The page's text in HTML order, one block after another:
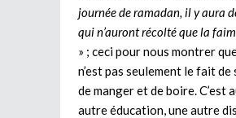
journée de ramadan, il y aura
qui n’auront récolté que la
» ; ceci pour nous montrer
n’est pas seulement le fait de
de manger et de boire. C’est
autre éducation, une autre